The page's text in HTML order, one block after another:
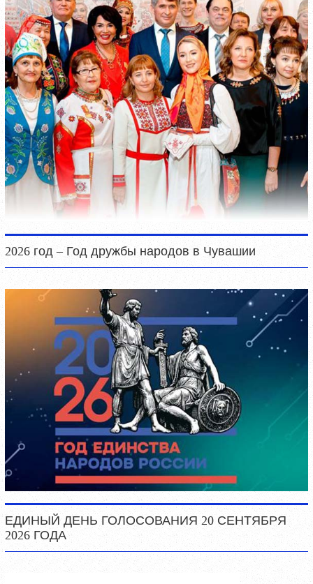
2026 год – Год дружбы народов в Чувашии
ЕДИНЫЙ ДЕНЬ ГОЛОСОВАНИЯ 20 СЕНТЯБРЯ
2026 ГОДА